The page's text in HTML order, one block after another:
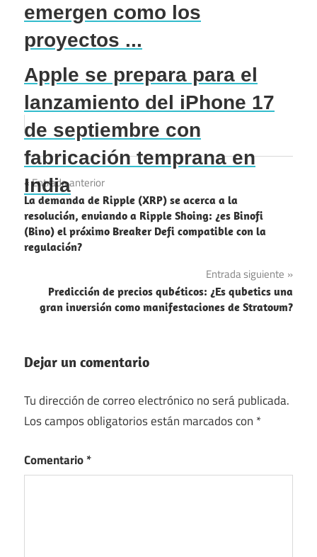
emergen como los
proyectos ...
Apple se prepara para el
lanzamiento del iPhone 17
de septiembre con
fabricación temprana en
India
Navegación
de
entradas
Entrada anterior
La demanda de Ripple (XRP) se acerca a la
resolución, enviando a Ripple Shoing: ¿es Binofi
(Bino) el próximo Breaker Defi compatible con la
regulación?
Entrada siguiente
Predicción de precios qubéticos: ¿Es qubetics una
gran inversión como manifestaciones de Stratovm?
Dejar un comentario
Tu dirección de correo electrónico no será publicada.
Los campos obligatorios están marcados con *
Comentario*